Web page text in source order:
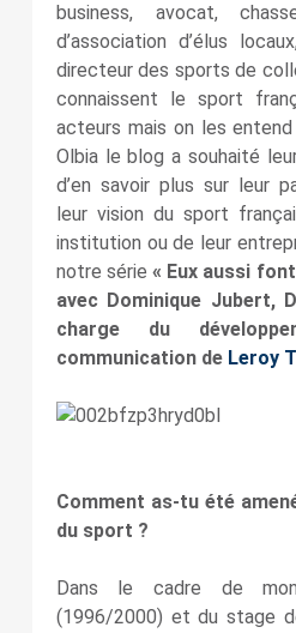
business, avocat,
d’association d’élus
directeur des sports de
connaissent le sport
acteurs mais on les
Olbia le blog a souhaité
d’en savoir plus sur leur
leur vision du sport
institution ou de leur
notre série« Eux aussi
avec Dominique Jubert,
charge du
communication de Leroy
Comment as-tu été
du sport ?
Dans le cadre de
(1996/2000) et du stage